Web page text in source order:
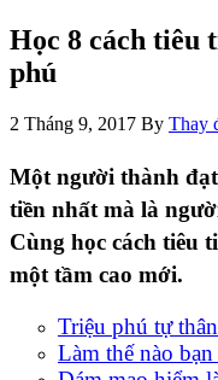
Học 8 cách tiêu
phú
2 Tháng 9, 2017 By Thay
Một người thành
tiền nhất mà là
Cùng học cách tiêu
một tầm cao mới.
Triệu phú tự
Làm thế nào